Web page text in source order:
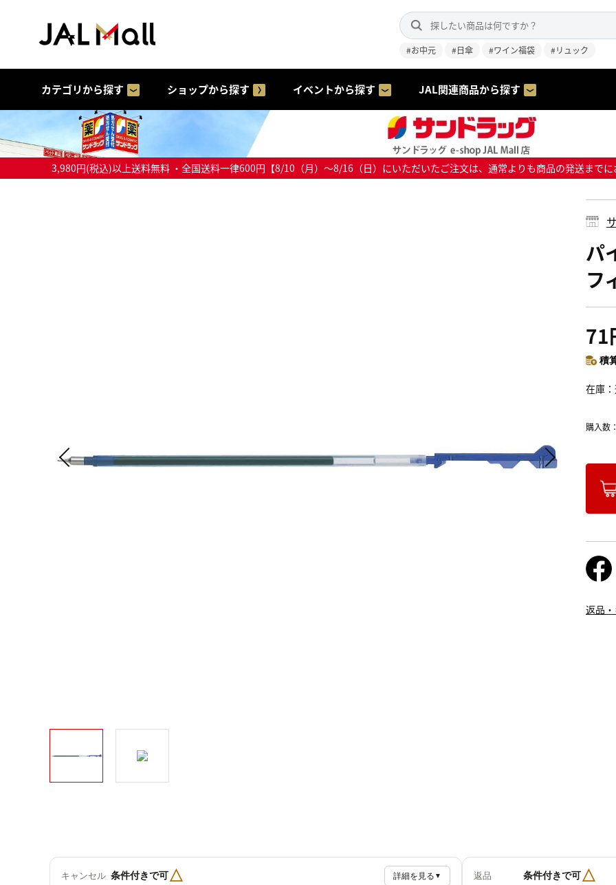
#お中元 #日傘 #ワイン福袋 #リュック
カテゴリから探す ショップから探す イベントから探す JAL関連商品から探す
3,980円(税込)以上送料無料 ・全国送料一律600円【8/10（月）～8/16（日）にいただいたご注文は、通常よりも商品の発送まで
パ
フ
71
積
在庫
購入数
返品
キャンセル 条件付きで可△ 詳細を見る ▼ 返品 条件付きで可△